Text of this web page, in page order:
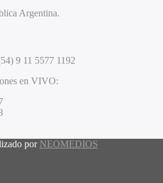
Argentina.
9 11 5577 1192
en VIVO:
por NEOMEDIOS